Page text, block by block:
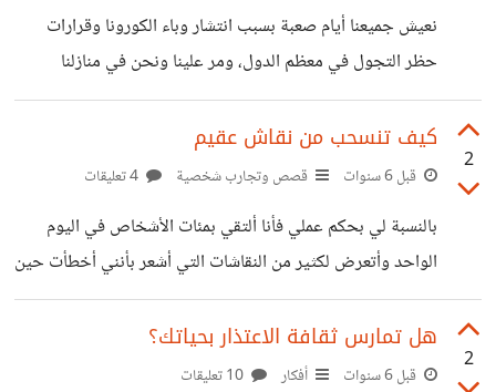
ومهام العمل عن بعد على الإنترنت وأعتقد ستبقى هذه العادة
معي في المستقبل حيث لمست الفرق بكمية الإنجازات سأشتاق
نعيش جميعنا أيام صعبة بسبب انتشار وباء الكورونا وقرارات
حظر التجول في معظم الدول، ومر علينا ونحن في منازلنا
بمتوسط الإسبوعان أو أكثر من ذلك، وتعطلت الكثير من أنشطتنا
الحياتية اليومية التي إعتدنا القيام بها، مثل: الذهاب للعمل،
وزيارة الأهل، والإلتقاء بالأصدقاء، الخروج في رحلة مع العائلة أو
مستلزمات مهمة. وغيرها. *لنتخيل أنه قد انتهى هذا الوباء إن
شاء الله وتم إعلان فك حظر التجول، ماهو أول شيء ستفعله بعد
انتهاء فترة الحظر
2
كيف تنسحب من نقاش عقيم
قبل 6 سنوات قصص وتجارب شخصية
بالنسبة لي بحكم عملي فأنا ألتقي بمئات الأشخاص في اليوم
الواحد وأتعرض لكثير من النقاشات التي أشعر بأنني أخطأت حين
بدأت بها اذا تم وضعي في نقاش عقيم أحاول الإكثار من الصمت
وتقليل محاور النقاش دون فتح آفاق جديدة للحوار، لقطع
الطريق على الطرف الآخر لينهي جداله اذا احتد النقاش بيني
2
هل تمارس ثقافة الاعتذار بحياتك؟
قبل 6 سنوات أفكار